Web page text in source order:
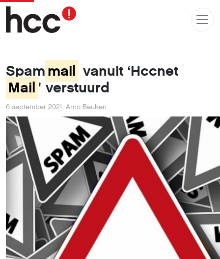
Spam mail vanuit ‘Hccnet
Mail ' verstuurd
6 september 2021, Arno Beuken